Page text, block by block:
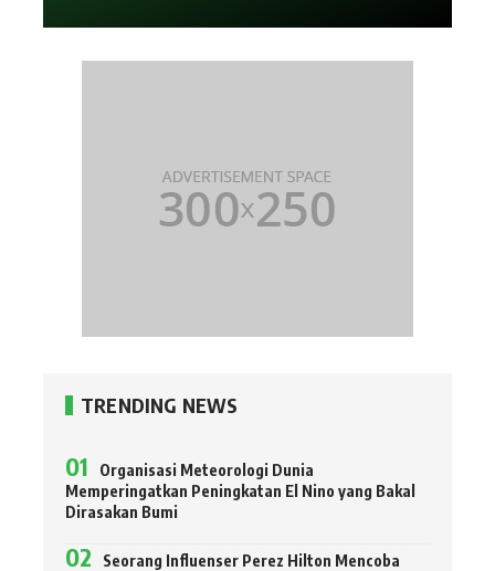
TRENDING NEWS
Organisasi Meteorologi Dunia
Memperingatkan Peningkatan El Nino yang Bakal
Dirasakan Bumi
Seorang Influenser Perez Hilton Mencoba